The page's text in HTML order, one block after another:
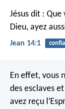
Jésus dit :
Dieu, ayez
Jean 14:1
En effet, vous
des esclaves
avez reçu